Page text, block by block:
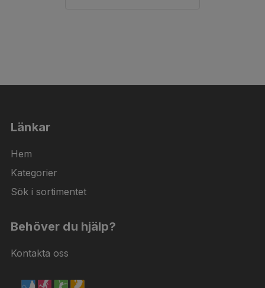
Länkar
Hem
Kategorier
Sök i sortimentet
Behöver du hjälp?
Kontakta oss